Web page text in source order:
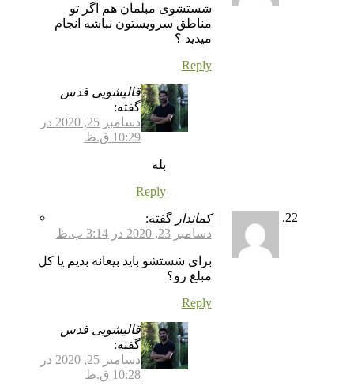
شستشوی مبلمان هم اگر تو
مناطق سرویستون نباشه انجام
میدید ؟
Reply
قالیشویی قدس
گفته:
دسامبر 25, 2020 در
10:29 ق.ظ
بله
Reply
کماندار گفته:
دسامبر 23, 2020 در 3:14 ب.ظ
برای شستشو باید بیعانه بدیم یا کل
مبلغ رو؟
Reply
قالیشویی قدس
گفته:
دسامبر 25, 2020 در
10:28 ق.ظ